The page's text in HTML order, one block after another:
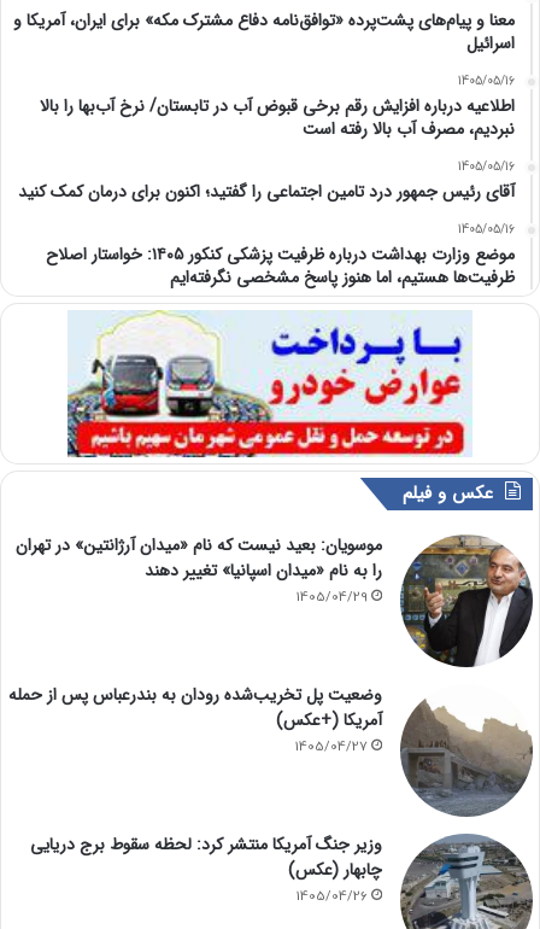
معنا و پیام‌های پشت‌پرده «توافق‌نامه دفاع مشترک مکه» برای ایران، آمریکا و
اسرائیل
1405/05/16
اطلاعیه درباره افزایش رقم برخی قبوض آب در تابستان/ نرخ آب‌بها را بالا
نبردیم، مصرف آب بالا رفته است
1405/05/16
آقای رئیس جمهور درد تامین اجتماعی را گفتید؛ اکنون برای درمان کمک کنید
1405/05/16
موضع وزارت بهداشت درباره ظرفیت پزشکی کنکور ۱۴۰۵: خواستار اصلاح
ظرفیت‌ها هستیم، اما هنوز پاسخ مشخصی نگرفته‌ایم
عکس و فیلم
موسویان: بعید نیست که نام «میدان آرژانتین» در تهران
را به نام «میدان اسپانیا» تغییر دهند
1405/04/29
وضعیت پل تخریب‌شده رودان به بندرعباس پس از حمله
آمریکا (+عکس)
1405/04/27
وزیر جنگ آمریکا منتشر کرد: لحظه سقوط برج دریایی
چابهار (عکس)
1405/04/26